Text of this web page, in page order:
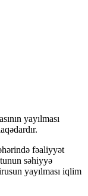
yayılması
fəaliyyət
səhiyyə
yayılması iqlim